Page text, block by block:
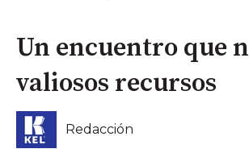
Un encuentro que
valiosos recursos
Redacción